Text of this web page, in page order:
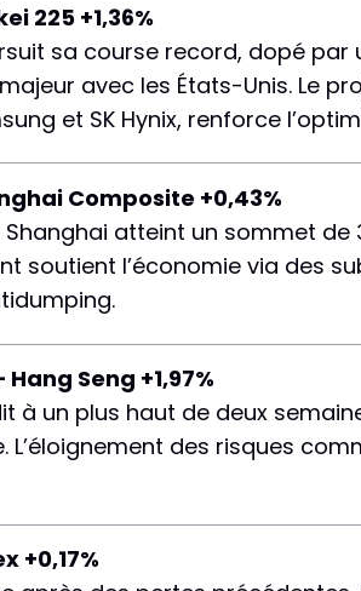
225 +1,36%
sa course record, dopé
avec les États-Unis. Le
et SK Hynix, renforce
Composite +0,43%
Shanghai atteint un sommet
soutient l’économie via des
Seng +1,97%
à un plus haut de deux
L’éloignement des risques
+0,17%